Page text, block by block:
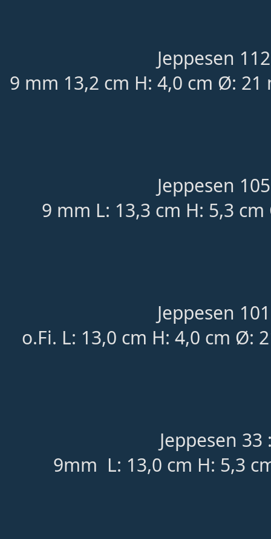
Jeppesen
9 mm 13,2 cm H: 4,0 cm Ø:
Jeppesen
9 mm L: 13,3 cm H: 5,3
Jeppesen
o.Fi. L: 13,0 cm H: 4,0 cm Ø:
Jeppesen 33
9mm L: 13,0 cm H: 5,3